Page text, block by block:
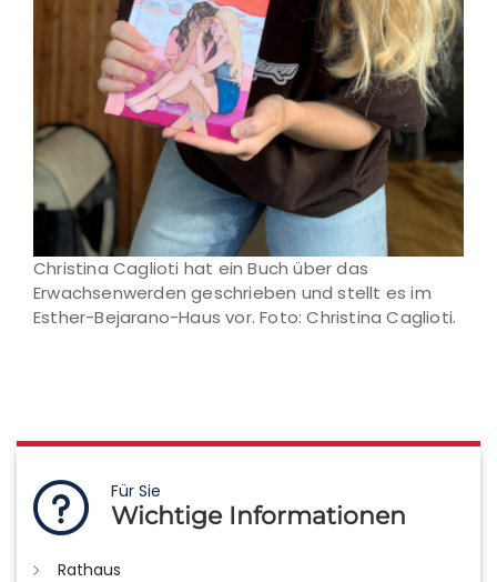
Christina Caglioti hat ein Buch über das
Erwachsenwerden geschrieben und stellt es im
Esther-Bejarano-Haus vor. Foto: Christina Caglioti.
Für Sie
Wichtige Informationen
Rathaus